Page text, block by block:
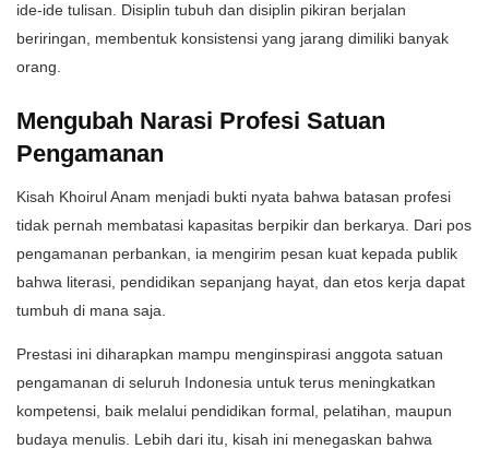
ide-ide tulisan. Disiplin tubuh dan disiplin pikiran berjalan
beriringan, membentuk konsistensi yang jarang dimiliki banyak
orang.
Mengubah Narasi Profesi Satuan
Pengamanan
Kisah Khoirul Anam menjadi bukti nyata bahwa batasan profesi
tidak pernah membatasi kapasitas berpikir dan berkarya. Dari pos
pengamanan perbankan, ia mengirim pesan kuat kepada publik
bahwa literasi, pendidikan sepanjang hayat, dan etos kerja dapat
tumbuh di mana saja.
Prestasi ini diharapkan mampu menginspirasi anggota satuan
pengamanan di seluruh Indonesia untuk terus meningkatkan
kompetensi, baik melalui pendidikan formal, pelatihan, maupun
budaya menulis. Lebih dari itu, kisah ini menegaskan bahwa